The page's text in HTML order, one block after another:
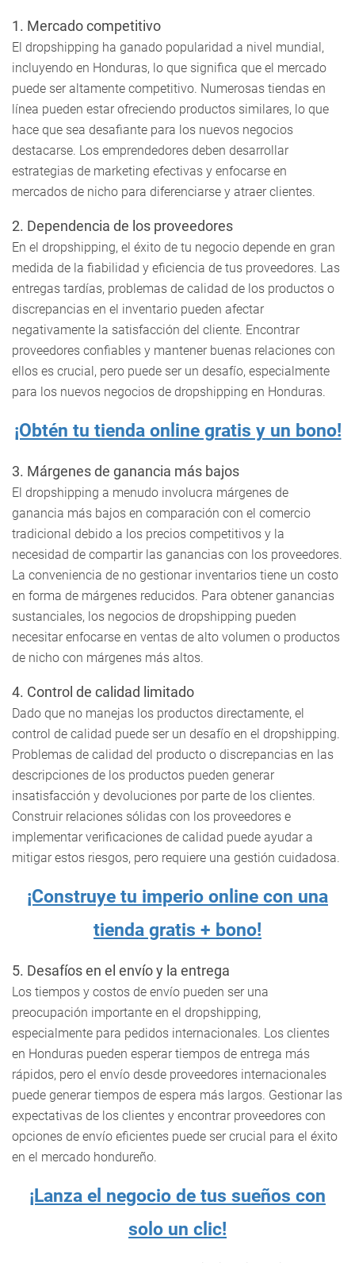
1. Mercado competitivo
El dropshipping ha ganado popularidad a nivel mundial,
incluyendo en Honduras, lo que significa que el mercado
puede ser altamente competitivo. Numerosas tiendas en
línea pueden estar ofreciendo productos similares, lo que
hace que sea desafiante para los nuevos negocios
destacarse. Los emprendedores deben desarrollar
estrategias de marketing efectivas y enfocarse en
mercados de nicho para diferenciarse y atraer clientes.
2. Dependencia de los proveedores
En el dropshipping, el éxito de tu negocio depende en gran
medida de la fiabilidad y eficiencia de tus proveedores. Las
entregas tardías, problemas de calidad de los productos o
discrepancias en el inventario pueden afectar
negativamente la satisfacción del cliente. Encontrar
proveedores confiables y mantener buenas relaciones con
ellos es crucial, pero puede ser un desafío, especialmente
para los nuevos negocios de dropshipping en Honduras.
¡Obtén tu tienda online gratis y un bono!
3. Márgenes de ganancia más bajos
El dropshipping a menudo involucra márgenes de
ganancia más bajos en comparación con el comercio
tradicional debido a los precios competitivos y la
necesidad de compartir las ganancias con los proveedores.
La conveniencia de no gestionar inventarios tiene un costo
en forma de márgenes reducidos. Para obtener ganancias
sustanciales, los negocios de dropshipping pueden
necesitar enfocarse en ventas de alto volumen o productos
de nicho con márgenes más altos.
4. Control de calidad limitado
Dado que no manejas los productos directamente, el
control de calidad puede ser un desafío en el dropshipping.
Problemas de calidad del producto o discrepancias en las
descripciones de los productos pueden generar
insatisfacción y devoluciones por parte de los clientes.
Construir relaciones sólidas con los proveedores e
implementar verificaciones de calidad puede ayudar a
mitigar estos riesgos, pero requiere una gestión cuidadosa.
¡Construye tu imperio online con una
tienda gratis + bono!
5. Desafíos en el envío y la entrega
Los tiempos y costos de envío pueden ser una
preocupación importante en el dropshipping,
especialmente para pedidos internacionales. Los clientes
en Honduras pueden esperar tiempos de entrega más
rápidos, pero el envío desde proveedores internacionales
puede generar tiempos de espera más largos. Gestionar las
expectativas de los clientes y encontrar proveedores con
opciones de envío eficientes puede ser crucial para el éxito
en el mercado hondureño.
¡Lanza el negocio de tus sueños con
solo un clic!